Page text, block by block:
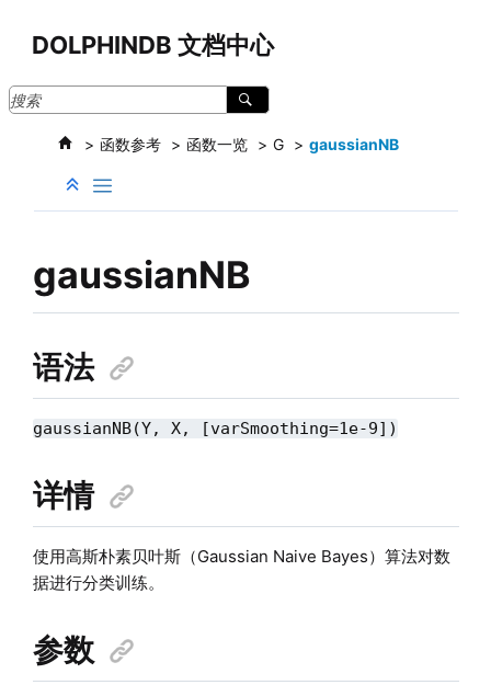
DOLPHINDB 文档中心
函数参考 函数一览 G gaussianNB
gaussianNB
语法
gaussianNB(Y, X, [varSmoothing=1e-9])
详情
使用高斯朴素贝叶斯（Gaussian Naive Bayes）算法对数
据进行分类训练。
参数